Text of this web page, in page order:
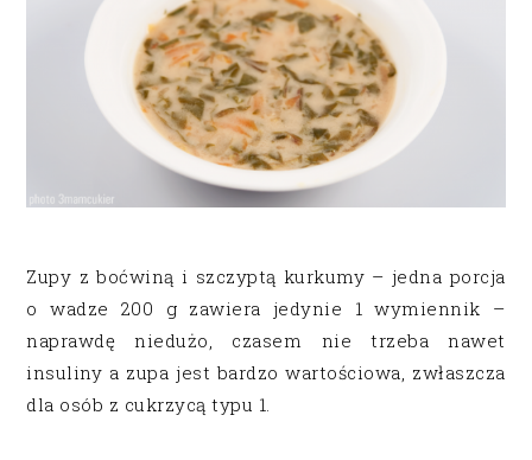
Zupy z boćwiną i szczyptą kurkumy – jedna porcja
o wadze 200 g zawiera jedynie 1 wymiennik –
naprawdę niedużo, czasem nie trzeba nawet
insuliny a zupa jest bardzo wartościowa, zwłaszcza
dla osób z cukrzycą typu 1.